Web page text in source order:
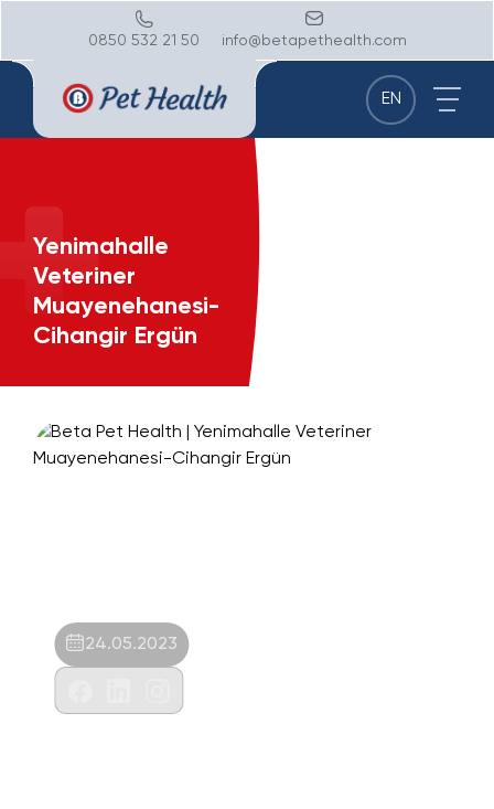
0850 532 21 50 info@betapethealth.com
EN
Yenimahalle
Veteriner
Muayenehanesi-
Cihangir Ergün
24.05.2023